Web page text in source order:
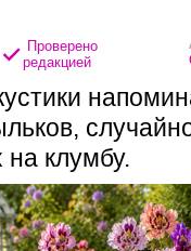
Проверено
редакцией
клумбу.